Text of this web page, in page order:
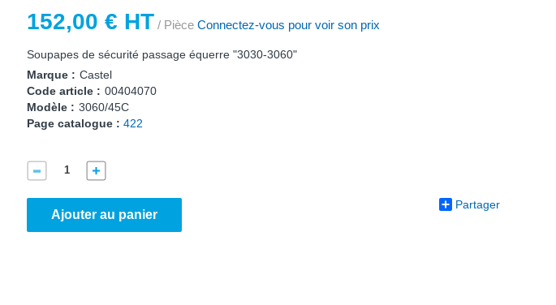
152,00 € HT / Pièce Connectez-vous pour voir son prix
Soupapes de sécurité passage équerre "3030-3060"
Marque : Castel
Code article : 00404070
Modèle : 3060/45C
Page catalogue : 422
Ajouter au panier
Partager